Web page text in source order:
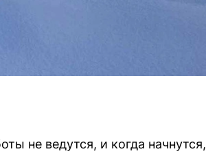
не ведутся, и когда начнутся,